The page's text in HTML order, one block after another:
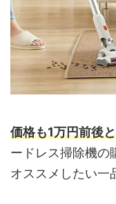
価格も1万円前後
ードレス掃除機の
オススメしたい一